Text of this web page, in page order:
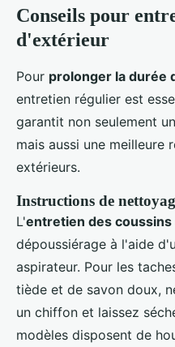
Conseils pour
d'extérieur
Pour prolonger la durée
entretien régulier est
garantit non seulement
mais aussi une meilleure
extérieurs.
Instructions de
L'entretien des coussins
dépoussiérage à l'aide
aspirateur. Pour les
tiède et de savon doux,
un chiffon et laissez
modèles disposent de